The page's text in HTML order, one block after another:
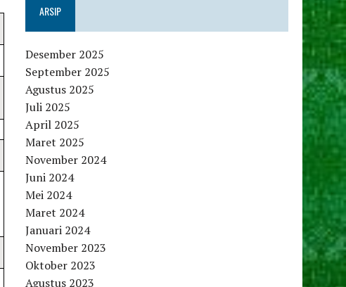
ARSIP
Desember 2025
September 2025
Agustus 2025
Juli 2025
April 2025
Maret 2025
November 2024
Juni 2024
Mei 2024
Maret 2024
Januari 2024
November 2023
Oktober 2023
Agustus 2023